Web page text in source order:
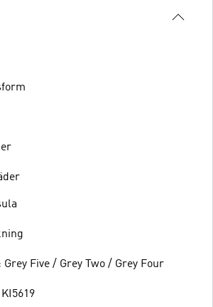
Five / Grey Two / Grey Four